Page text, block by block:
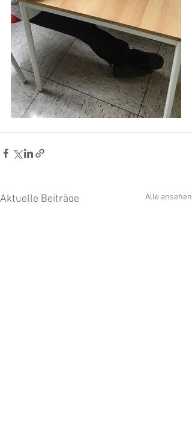
Aktuelle Beiträge Alle ansehen